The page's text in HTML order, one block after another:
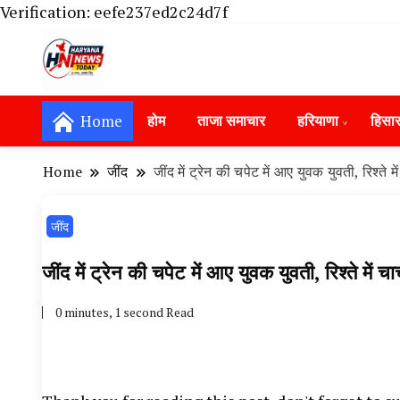
Verification: eefe237ed2c24d7f
Hansi News Today, Hisar Crime News
Update in Haryana, Weather Alert in
Portet Update News, Student Portest
Home होम ताजा समाचार हरियाणा हिसार
Home ‌जींद जींद में ट्रेन की चपेट में आए युवक युवती, रिश्ते
‌जींद
जींद में ट्रेन की चपेट में आए युवक युवती, रिश्ते में
0 minutes, 1 second Read